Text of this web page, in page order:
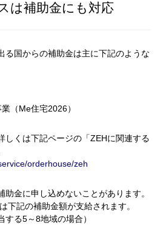
は補助金にも対応
る国からの補助金は主に下記のような
（Me住宅2026）
しくは下記ページの「ZEHに関連する
orderhouse/zeh
金に申し込めないことがあります。
下記の補助金額が支給されます。
する5～8地域の場合）